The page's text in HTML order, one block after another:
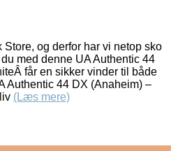
og derfor har vi netop sko
med denne UA Authentic 44
får en sikker vinder til både
Authentic 44 DX (Anaheim) –
(Læs mere)